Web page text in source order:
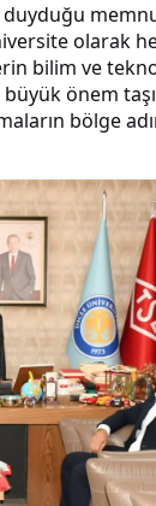
olarak
bilim ve
önem
bölge